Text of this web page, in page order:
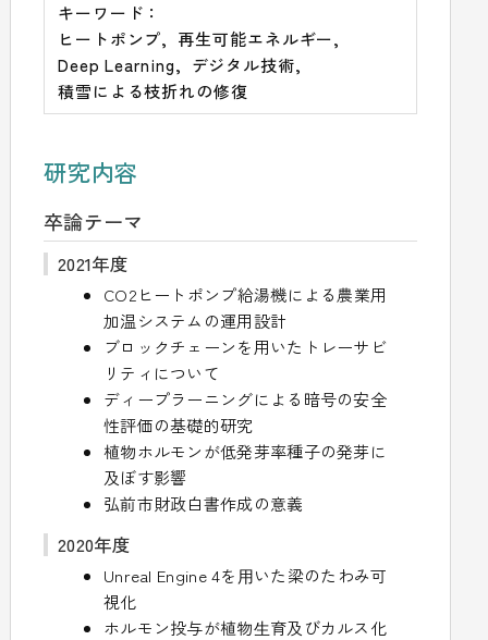
キーワード：
ヒートポンプ
再生可能エネルギー
Deep Learning
デジタル技術
積雪による枝折れの修復
研究内容
卒論テーマ
2021年度
CO2ヒートポンプ給湯機による農業用
加温システムの運用設計
ブロックチェーンを用いたトレーサビ
リティについて
ディープラーニングによる暗号の安全
性評価の基礎的研究
植物ホルモンが低発芽率種子の発芽に
及ぼす影響
弘前市財政白書作成の意義
2020年度
Unreal Engine 4を⽤いた梁のたわみ可
視化
ホルモン投与が植物⽣育及びカルス化